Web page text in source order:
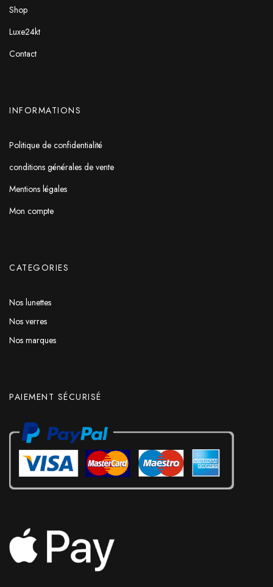
Shop
Luxe24kt
Contact
INFORMATIONS
Politique de confidentialité
conditions générales de vente
Mentions légales
Mon compte
CATEGORIES
Nos lunettes
Nos verres
Nos marques
PAIEMENT SÉCURISÉ